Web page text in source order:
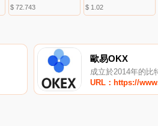
$ 72.743 $ 1.02
歐易OKX
成立於2014年的比
URL：https://